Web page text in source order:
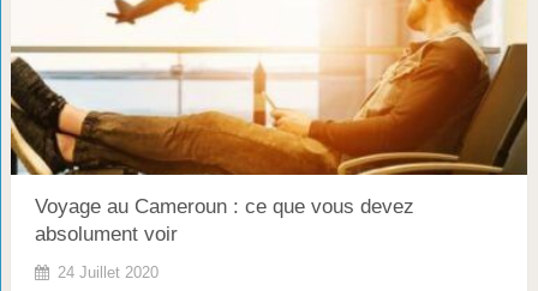
Voyage au Cameroun : ce que vous devez
absolument voir
24 Juillet 2020